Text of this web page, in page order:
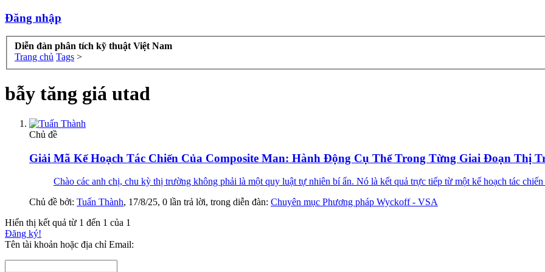
Đăng nhập
Diễn đàn phân tích kỹ thuật Việt Nam
Trang chủ Tags >
bẫy tăng giá utad
Chủ đề
Giải Mã Kế Hoạch Tác Chiến Của Composite Man: Hành Động Cụ Thể Trong Từng Giai Đoạn Thị
Chào các anh chị, chu kỳ thị trường không phải là một quy luật tự nhiên bí ẩn. Nó là kết quả trực tiếp từ một kế hoạch tác
Chủ đề bởi: Tuấn Thành, 17/8/25, 0 lần trả lời, trong diễn đàn: Chuyên mục Phương pháp Wyckoff - VSA
Hiển thị kết quả từ 1 đến 1 của 1
Đăng ký!
Tên tài khoản hoặc địa chỉ Email: